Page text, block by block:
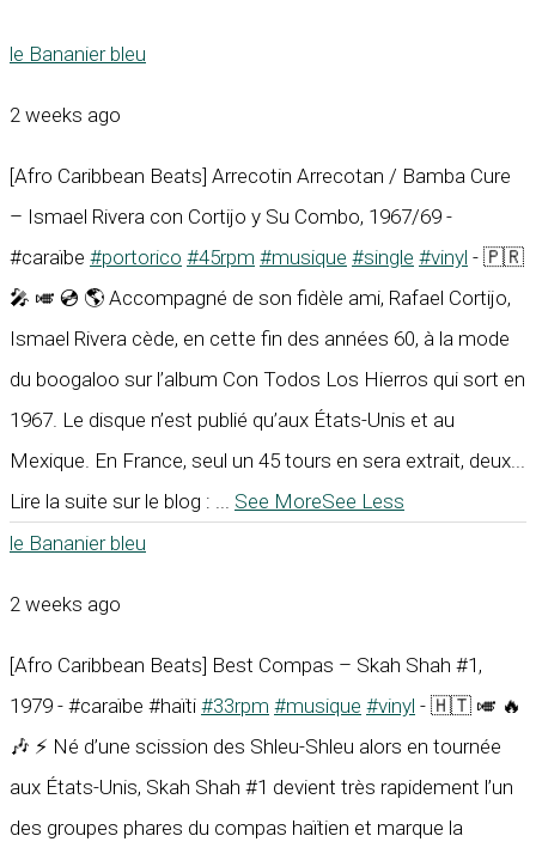
le Bananier bleu
2 weeks ago
[Afro Caribbean Beats] Arrecotin Arrecotan / Bamba Cure
– Ismael Rivera con Cortijo y Su Combo, 1967/69 -
#caraïbe #portorico #45rpm #musique #single #vinyl - 🇵🇷
🎤 🎺 💿 🌎 Accompagné de son fidèle ami, Rafael Cortijo,
Ismael Rivera cède, en cette fin des années 60, à la mode
du boogaloo sur l’album Con Todos Los Hierros qui sort en
1967. Le disque n’est publié qu’aux États-Unis et au
Mexique. En France, seul un 45 tours en sera extrait, deux...
Lire la suite sur le blog :
See MoreSee Less
le Bananier bleu
2 weeks ago
[Afro Caribbean Beats] Best Compas – Skah Shah #1,
1979 - #caraïbe #haïti #33rpm #musique #vinyl - 🇭🇹 🎺 🔥
🎶 ⚡ Né d’une scission des Shleu-Shleu alors en tournée
aux États-Unis, Skah Shah #1 devient très rapidement l’un
des groupes phares du compas haïtien et marque la